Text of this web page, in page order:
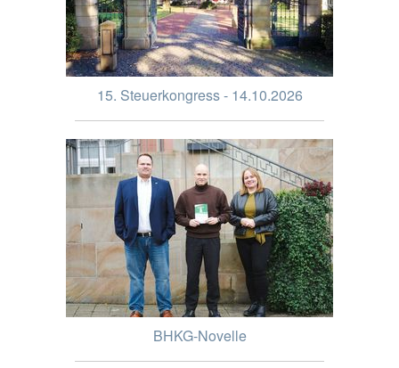
15. Steuerkongress - 14.10.2026
BHKG-Novelle